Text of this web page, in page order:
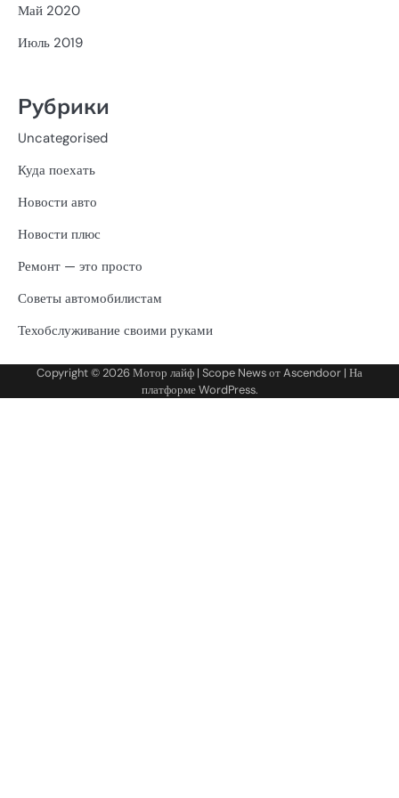
Май 2020
Июль 2019
Рубрики
Uncategorised
Куда поехать
Новости авто
Новости плюс
Ремонт — это просто
Советы автомобилистам
Техобслуживание своими руками
Copyright © 2026Мотор лайф | Scope News отAscendoor | На
платформеWordPress.